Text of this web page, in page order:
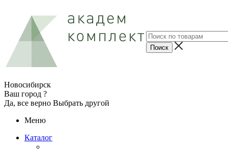
Новосибирск
Ваш город ?
Да, все верно Выбрать другой
Меню
Каталог